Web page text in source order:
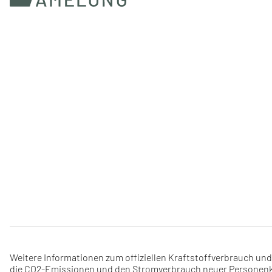
Weitere Informationen zum offiziellen Kraftstoffverbrauch
die CO2-Emissionen und den Stromverbrauch neuer